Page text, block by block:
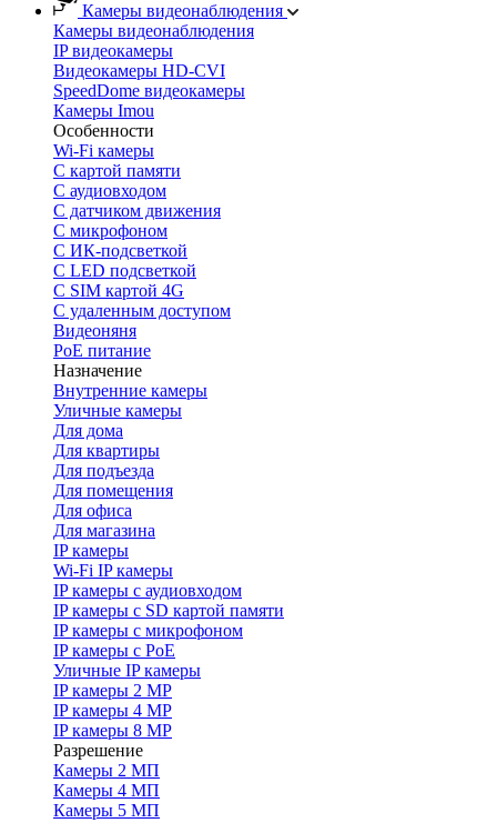
Камеры видеонаблюдения
Камеры видеонаблюдения
IP видеокамеры
Видеокамеры HD-CVI
SpeedDome видеокамеры
Камеры Imou
Особенности
Wi-Fi камеры
С картой памяти
С аудиовходом
С датчиком движения
С микрофоном
С ИК-подсветкой
С LED подсветкой
C SIM картой 4G
C удаленным доступом
Видеоняня
PoE питание
Назначение
Внутренние камеры
Уличные камеры
Для дома
Для квартиры
Для подъезда
Для помещения
Для офиса
Для магазина
IP камеры
Wi-Fi IP камеры
IP камеры с аудиовходом
IP камеры с SD картой памяти
IP камеры с микрофоном
IP камеры с PoE
Уличные IP камеры
IP камеры 2 MP
IP камеры 4 MP
IP камеры 8 MP
Разрешение
Камеры 2 МП
Камеры 4 МП
Камеры 5 МП